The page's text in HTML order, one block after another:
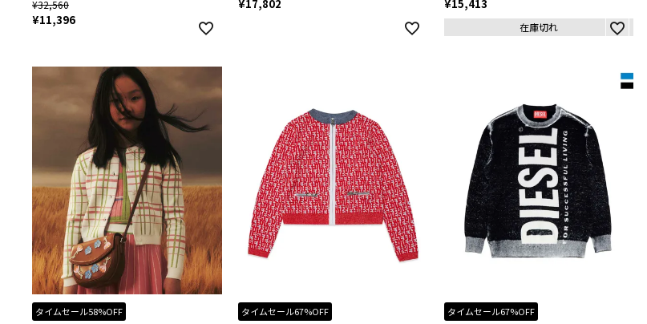
¥32,560
¥11,396
¥17,802 ¥15,413
在庫切れ
タイムセール58%OFF タイムセール67%OFF タイムセール67%OFF